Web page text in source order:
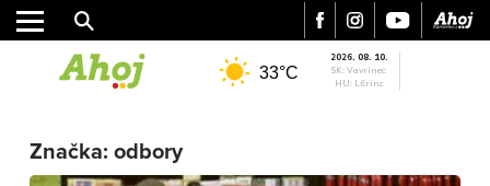
ŠPORT
33°C
2026. 08. 10.
SK: Vavrinec
HU: Lőrinc
Značka: odbory